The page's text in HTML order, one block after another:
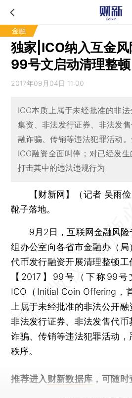
金融
独家|ICO纳入互金
99号文启动清理整顿
2017年09月04日 11:00
ICO本质上属于未经批准的非
集资、非法发行证券、非法发
融诈骗、传销等违法犯罪活动
ICO融资全面叫停；对已经发生
打击其中的违法违规行为
【财新网】（记者 吴雨俭
靴子落地。
9月2日，互联网金融风险
组办公室向各省市金融办（
代币发行融资开展清理整顿
【2017】99号（下称99
ICO（Initial Coin Offering，
上属于未经批准的非法公开融
非法发行证券、非法发售代
诈骗、传销等违法犯罪活动
秩序。
推荐进入 财新数据库 ，可随